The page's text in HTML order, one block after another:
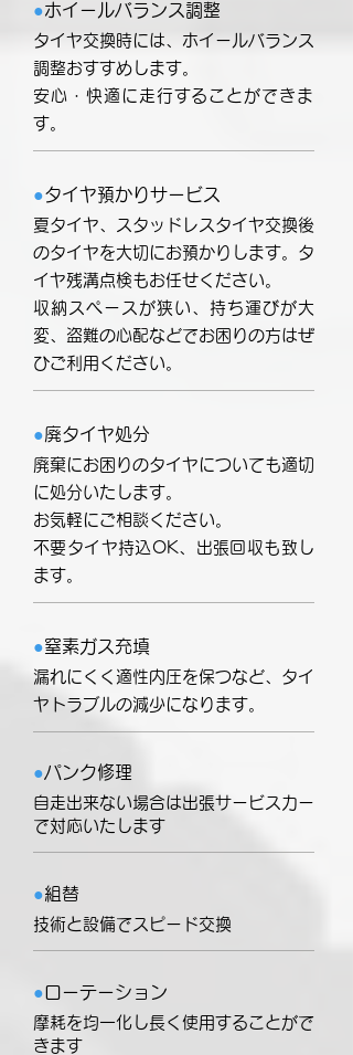
●ホイールバランス調整
タイヤ交換時には、ホイールバランス
調整おすすめします。
​安心・快適に走行することができま
す。
●タイヤ預かりサービス
夏タイヤ、スタッドレスタイヤ交換後
のタイヤを大切にお預かりします。タ
イヤ残溝点検もお任せください。
収納スペースが狭い、持ち運びが大
変、盗難の心配などでお困りの方はぜ
ひご利用ください。
●廃タイヤ処分
廃棄にお困りのタイヤについても適切
に処分いたします。
お気軽にご相談ください。
不要タイヤ持込OK、出張回収も致し
ます。
●窒素ガス充填
漏れにくく適性内圧を保つなど、タイ
ヤトラブルの減少になります。
●パンク修理
自走出来ない場合は出張サービスカー
で対応いたします
●組替
技術と設備でスピード交換
●ローテーション
摩耗を均一化し長く使用することがで
きます